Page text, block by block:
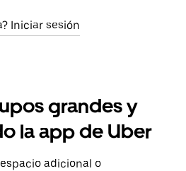
Iniciar sesión
grandes y
la app de Uber
adicional o